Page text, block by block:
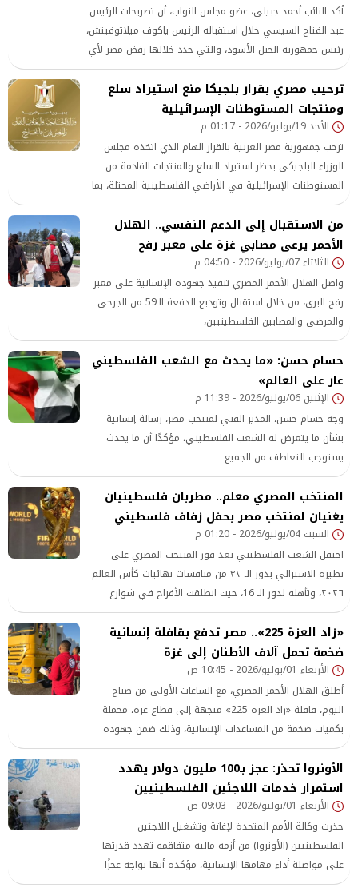
أكد النائب أحمد جبيلي، عضو مجلس النواب، أن تصريحات الرئيس
عبد الفتاح السيسي خلال استقباله الرئيس ياكوف ميلاتوفيتش،
رئيس جمهورية الجبل الأسود، والتي جدد خلالها رفض مصر لأي
مساعٍ تهدف إلى تهجير الفلسطينيين من أرضهم، دلالة واضحة
على الموقف المصري الثابت تجاه القضية الفلسطينية،
ترحيب مصري بقرار بلجيكا منع استيراد سلع
ومنتجات المستوطنات الإسرائيلية
الأحد 19/يوليو/2026 - 01:17 م
ترحب جمهورية مصر العربية بالقرار الهام الذي اتخذه مجلس
الوزراء البلجيكي بحظر استيراد السلع والمنتجات القادمة من
المستوطنات الإسرائيلية في الأراضي الفلسطينية المحتلة، بما
في ذلك القدس الشرقية. وتؤكد مصر أن هذه الخطوة تمثل
دعما لقيم العدالة وتطبيقاً عملياً ومسؤولاً لمبادئ القانون
الدولي وقرارات الشرعية الدولية، وفي مقدمتها قرار مجلس
الأمن رقم ٢٣٣٤
من الاستقبال إلى الدعم النفسي.. الهلال
الأحمر يرعى مصابي غزة على معبر رفح
الثلاثاء 07/يوليو/2026 - 04:50 م
واصل الهلال الأحمر المصري تنفيذ جهوده الإنسانية على معبر
رفح البري، من خلال استقبال وتوديع الدفعة الـ59 من الجرحى
والمرضى والمصابين الفلسطينيين،
حسام حسن: «ما يحدث مع الشعب الفلسطيني
عار على العالم»
الإثنين 06/يوليو/2026 - 11:39 م
وجه حسام حسن، المدير الفني لمنتخب مصر، رسالة إنسانية
بشأن ما يتعرض له الشعب الفلسطيني، مؤكدًا أن ما يحدث
يستوجب التعاطف من الجميع
المنتخب المصري معلم.. مطربان فلسطينيان
يغنيان لمنتخب مصر بحفل زفاف فلسطيني
السبت 04/يوليو/2026 - 01:20 م
احتفل الشعب الفلسطيني بعد فوز المنتخب المصري على
نظيره الاسترالي بدور الـ ٣٢ من منافسات نهائيات كأس العالم
٢٠٢٦، وتأهله لدور الـ 16، حيث انطلقت الأفراح في شوارع
فلسطين.
«زاد العزة 225».. مصر تدفع بقافلة إنسانية
ضخمة تحمل آلاف الأطنان إلى غزة
الأربعاء 01/يوليو/2026 - 10:45 ص
أطلق الهلال الأحمر المصري، مع الساعات الأولى من صباح
اليوم، قافلة «زاد العزة 225» متجهة إلى قطاع غزة، محملة
بكميات ضخمة من المساعدات الإنسانية، وذلك ضمن جهوده
المستمرة لتنسيق وإيصال الإغاثة
الأونروا تحذر: عجز بـ100 مليون دولار يهدد
استمرار خدمات اللاجئين الفلسطينيين
الأربعاء 01/يوليو/2026 - 09:03 ص
حذرت وكالة الأمم المتحدة لإغاثة وتشغيل اللاجئين
الفلسطينيين (الأونروا) من أزمة مالية متفاقمة تهدد قدرتها
على مواصلة أداء مهامها الإنسانية، مؤكدة أنها تواجه عجزًا
ماليًا يقدر بنحو 100 مليون دولار، وهو ما يضع استمرار خدماتها